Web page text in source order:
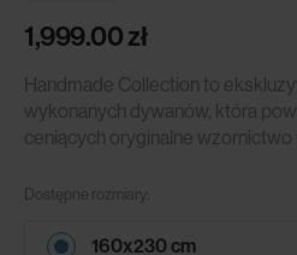
1,999.00zł
Handmade Collection to
wykonanych dywanów, która
ceniących oryginalne wzornictwo
Dostępne rozmiary:
160x230 cm